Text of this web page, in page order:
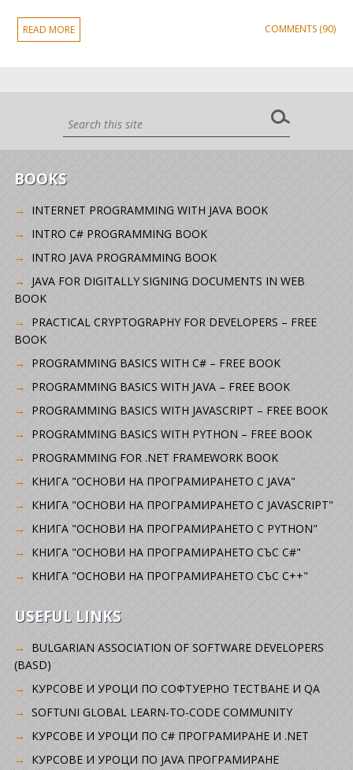
READ MORE COMMENTS (90)
BOOKS
INTERNET PROGRAMMING WITH JAVA BOOK
INTRO C# PROGRAMMING BOOK
INTRO JAVA PROGRAMMING BOOK
JAVA FOR DIGITALLY SIGNING DOCUMENTS IN WEB
BOOK
PRACTICAL CRYPTOGRAPHY FOR DEVELOPERS – FREE
BOOK
PROGRAMMING BASICS WITH C# – FREE BOOK
PROGRAMMING BASICS WITH JAVA – FREE BOOK
PROGRAMMING BASICS WITH JAVASCRIPT – FREE BOOK
PROGRAMMING BASICS WITH PYTHON – FREE BOOK
PROGRAMMING FOR .NET FRAMEWORK BOOK
КНИГА "ОСНОВИ НА ПРОГРАМИРАНЕТО С JAVA"
КНИГА "ОСНОВИ НА ПРОГРАМИРАНЕТО С JAVASCRIPT"
КНИГА "ОСНОВИ НА ПРОГРАМИРАНЕТО С PYTHON"
КНИГА "ОСНОВИ НА ПРОГРАМИРАНЕТО СЪС C#"
КНИГА "ОСНОВИ НА ПРОГРАМИРАНЕТО СЪС C++"
USEFUL LINKS
BULGARIAN ASSOCIATION OF SOFTWARE DEVELOPERS
(BASD)
KУРСОВЕ И УРОЦИ ПО СОФТУЕРНО ТЕСТВАНЕ И QA
SOFTUNI GLOBAL LEARN-TO-CODE COMMUNITY
КУРСОВЕ И УРОЦИ ПО C# ПРОГРАМИРАНЕ И .NET
КУРСОВЕ И УРОЦИ ПО JAVA ПРОГРАМИРАНЕ